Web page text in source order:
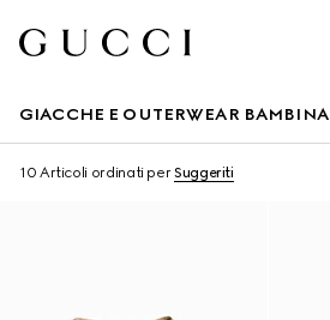
GIACCHE E OUTERWEAR BAMBINA
10 Articoli ordinati perSuggeriti